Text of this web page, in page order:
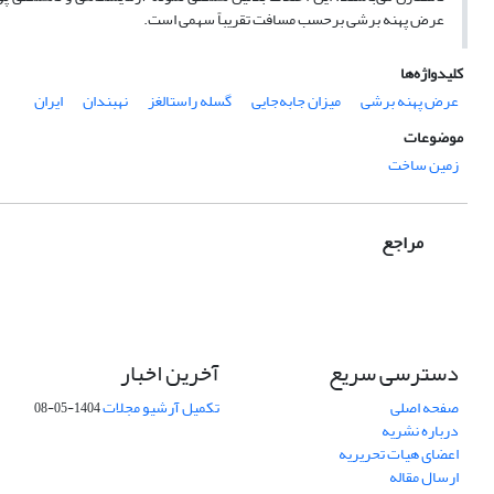
عرض پهنه برشی برحسب مسافت تقریباً سهمی است.
کلیدواژه‌ها
عرض پهنه برشی
میزان جابه‌جایی گسله راستالغز نهبندان
ایران
موضوعات
زمین ساخت
مراجع
دسترسی سریع
صفحه اصلی
درباره نشریه
اعضای هیات تحریریه
ارسال مقاله
آخرین اخبار
تکمیل آرشیو مجلات1404-05-08